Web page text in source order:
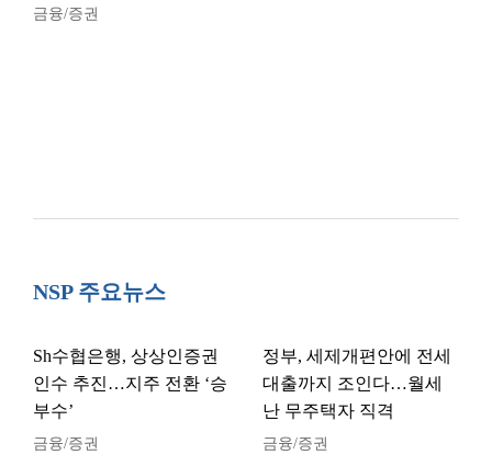
금융/증권
NSP 주요뉴스
Sh수협은행, 상상인증권
인수 추진…지주 전환 ‘승
부수’
금융/증권
정부, 세제개편안에 전세
대출까지 조인다…월세
난 무주택자 직격
금융/증권